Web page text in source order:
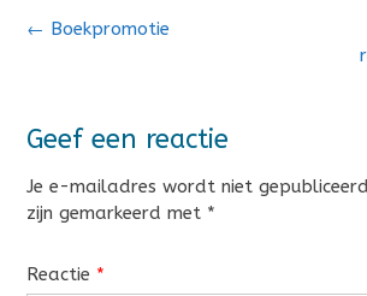
Bericht
← Boekpromotie
Geef een reactie
Je e-mailadres wordt niet
zijn gemarkeerd met *
Reactie *